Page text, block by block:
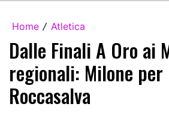
Home / Atletica
Dalle Finali A Oro ai
regionali: Milone per
Roccasalva